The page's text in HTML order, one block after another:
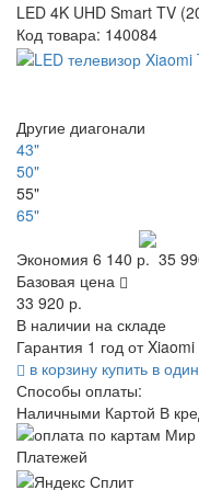
LED 4K UHD Smart TV
Код товара: 140084
Другие диагонали
43"
50"
55"
65"
Экономия 6 140 р. 35
Базовая цена
33 920 р.
В наличии на складе
Гарантия 1 год от Xiaomi
в корзину купить в
Способы оплаты:
Наличными Картой В